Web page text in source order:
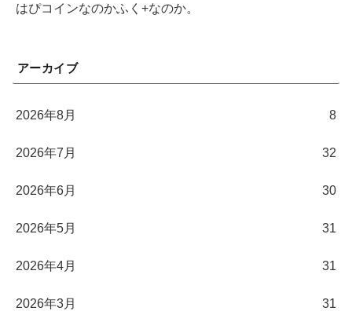
はぴコインなのかふく+なのか。
アーカイブ
2026年8月 8
2026年7月 32
2026年6月 30
2026年5月 31
2026年4月 31
2026年3月 31